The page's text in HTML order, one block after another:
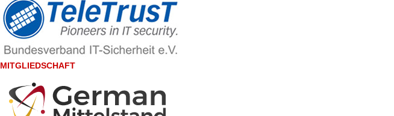
MITGLIEDSCHAFT